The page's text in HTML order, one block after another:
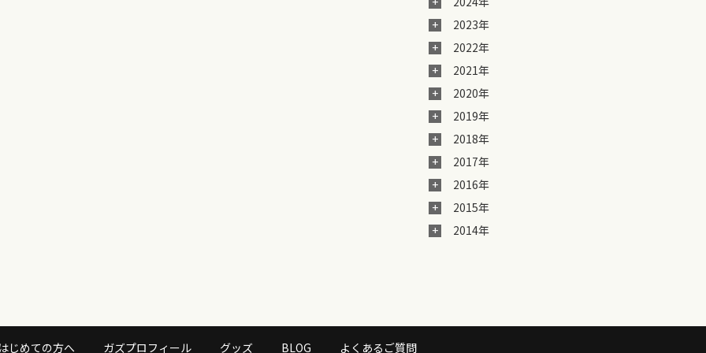
2023年
2022年
2021年
2020年
2019年
2018年
2017年
2016年
2015年
2014年
じめての方へ ガズプロフィール グッズ BLOG よくあるご質問